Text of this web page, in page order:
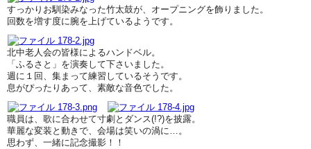
すっかりお馴染みなった竹太鼓が、オープニングを飾りました。
回数を増す度に腕を上げているようです。
北中老人会の皆様によるハンドベル。
「ふるさと」を演奏して下さいました。
週に１回、集まって練習しているそうです。
息がぴったりあって、素敵な音色でした。
職員は、歌に合わせて寸劇とダンス(!?)を披露。
華麗な変装と動きで、会場は笑いの渦に…。
思わず、一緒に記念撮影！！